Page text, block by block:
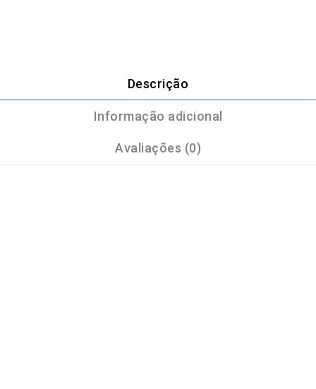
Descrição
Informação adicional
Avaliações (0)